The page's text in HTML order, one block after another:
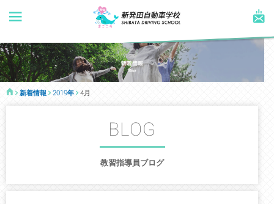
新着情報 2019年 4月
BLOG
教習指導員ブログ